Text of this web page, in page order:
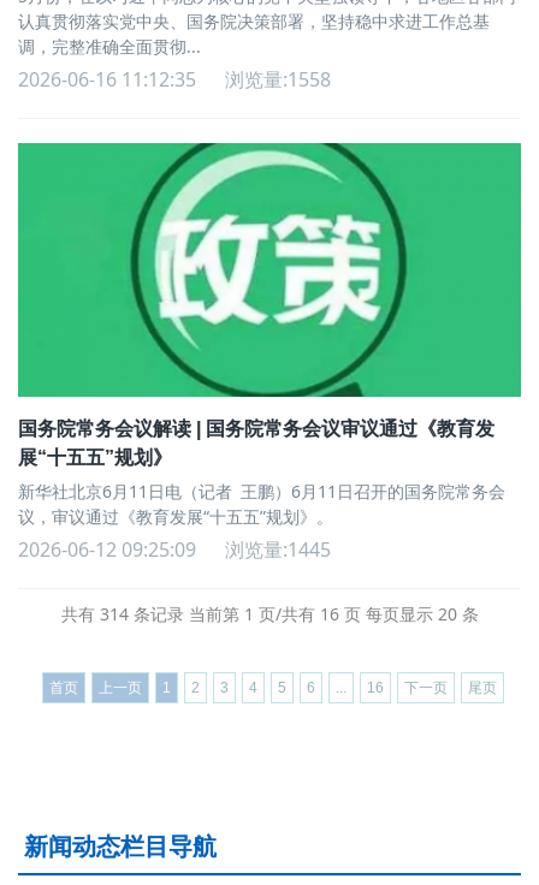
认真贯彻落实党中央、国务院决策部署，坚持稳中求进工作总基
调，完整准确全面贯彻...
2026-06-16 11:12:35 浏览量:1558
国务院常务会议解读 | 国务院常务会议审议通过《教育发
展“十五五”规划》
新华社北京6月11日电（记者 王鹏）6月11日召开的国务院常务会
议，审议通过《教育发展“十五五”规划》。
2026-06-12 09:25:09 浏览量:1445
共有 314 条记录 当前第 1 页/共有 16 页 每页显示 20 条
首页 上一页 1 2 3 4 5 6 16 下一页 尾页
新闻动态栏目导航